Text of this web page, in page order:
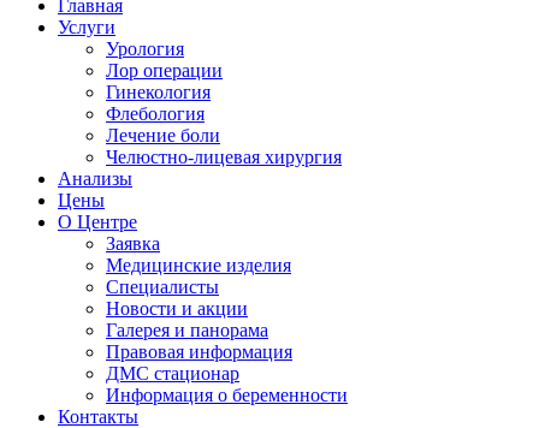
Главная
Услуги
Урология
Лор операции
Гинекология
Флебология
Лечение боли
Челюстно-лицевая хирургия
Анализы
Цены
О Центре
Заявка
Медицинские изделия
Специалисты
Новости и акции
Галерея и панорама
Правовая информация
ДМС стационар
Информация о беременности
Контакты